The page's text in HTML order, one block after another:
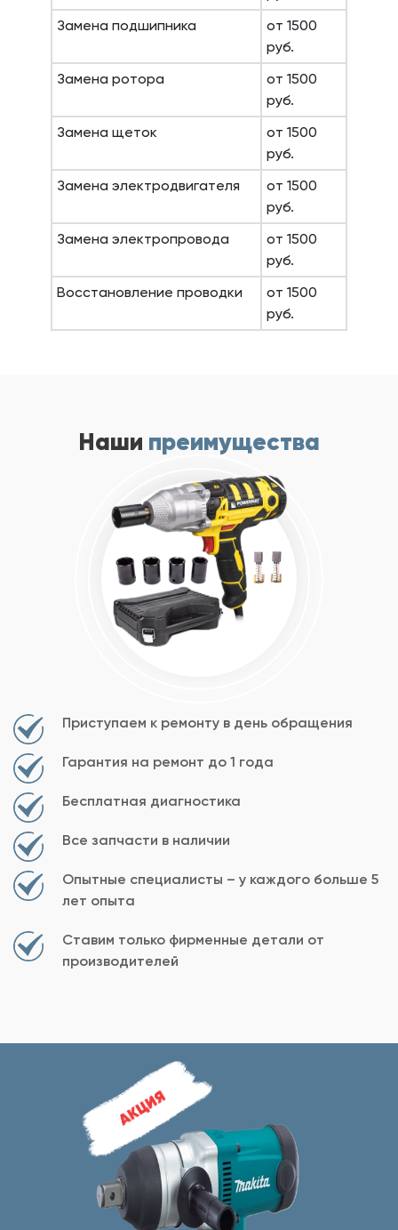
Замена подшипника
от 1500
руб.
Замена ротора
от 1500
руб.
Замена щеток
от 1500
руб.
Замена электродвигателя
от 1500
руб.
Замена электропровода
от 1500
руб.
Восстановление проводки
от 1500
руб.
Наши преимущества
Приступаем к ремонту в день обращения
Гарантия на ремонт до 1 года
Бесплатная диагностика
Все запчасти в наличии
Опытные специалисты – у каждого больше 5
лет опыта
Ставим только фирменные детали от
производителей